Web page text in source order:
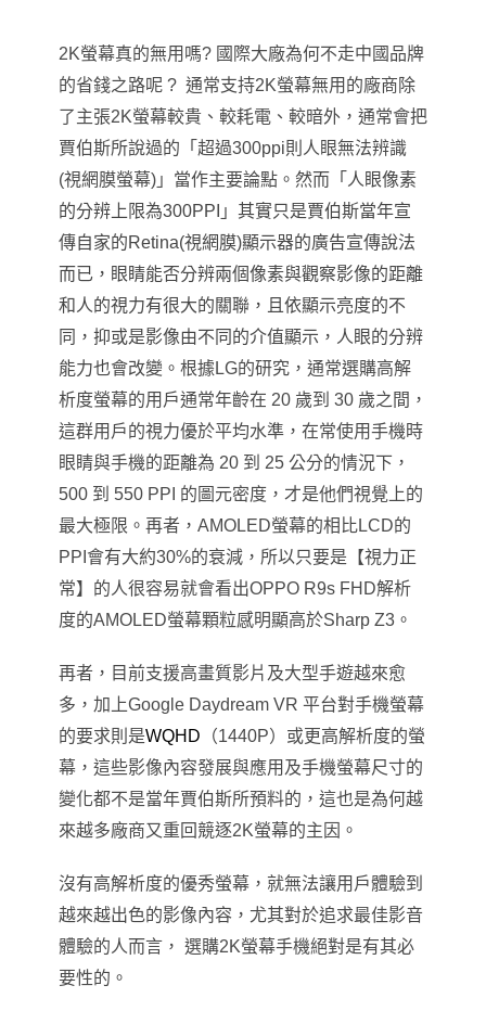
2K螢幕真的無用嗎? 國際大廠為何不走中國品牌
的省錢之路呢 ? 通常支持2K螢幕無用的廠商除
了主張2K螢幕較貴、較耗電、較暗外 ， 通常會把
賈伯斯所說過的 「 超過300ppi則人眼無法辨識
(視網膜螢幕) 」 當作主要論點。然而 「人眼像素
的分辨上限為300PPI」其實只是賈伯斯當年宣
傳自家的Retina(視網膜)顯示器的廣告宣傳說法
而已 ， 眼睛能否分辨兩個像素與觀察影像的距離
和人的視力有很大的關聯 ，且依顯示亮度的不
同，抑或是影像由不同的介值顯示，人眼的分辨
能力也會改變。 根據LG的研究，通常選購高解
析度螢幕的用戶通常年齡在 20 歲到 30 歲之間 ，
這群用戶的視力優於平均水準 ， 在常使用手機時
眼睛與手機的距離為 20 到 25 公分的情況下，
500 到 550 PPI 的圖元密度，才是他們視覺上的
最大極限。再者 ， AMOLED螢幕的相比LCD的
PPI會有大約30%的衰減，所以只要是【視力正
常】的人很容易就會看出OPPO R9s FHD解析
度的AMOLED螢幕顆粒感明顯高於Sharp Z3。
再者， 目前支援高畫質影片及大型手遊越來愈
多，加上Google Daydream VR 平台對手機螢幕
的要求則是WQHD （1440P）或更高解析度的螢
幕，這些影像內容發展與應用及手機螢幕尺寸的
變化都不是當年賈伯斯所預料的 ，這也是為何越
來越多廠商又重回競逐2K螢幕的主因 。
沒有高解析度的優秀螢幕，就無法讓用戶體驗到
越來越出色的影像內容，尤其對於追求最佳影音
體驗的人而言， 選購2K螢幕手機絕對是有其必
要性的。